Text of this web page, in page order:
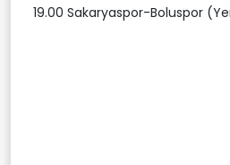
19.00 Sakaryaspor-Boluspor